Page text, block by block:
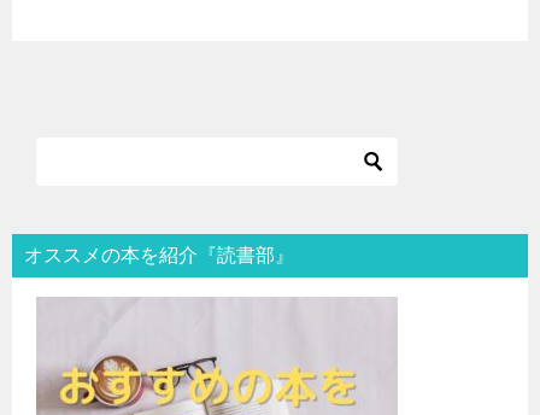
オススメの本を紹介『読書部』